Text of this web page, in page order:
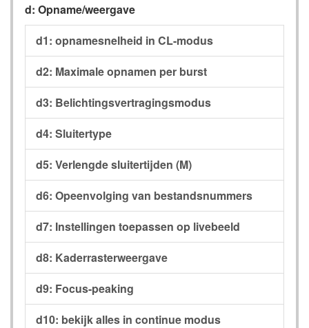
d: Opname/weergave
d1: opnamesnelheid in CL-modus
d2: Maximale opnamen per burst
d3: Belichtingsvertragingsmodus
d4: Sluitertype
d5: Verlengde sluitertijden (M)
d6: Opeenvolging van bestandsnummers
d7: Instellingen toepassen op livebeeld
d8: Kaderrasterweergave
d9: Focus-peaking
d10: bekijk alles in continue modus